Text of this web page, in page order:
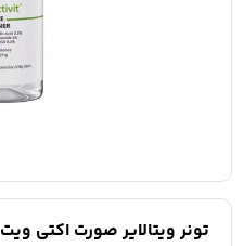
تونر ویتالایر صورت اکتی ویت